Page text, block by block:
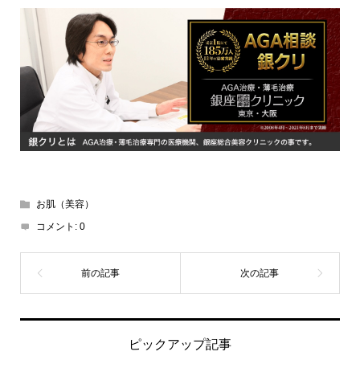
お肌（美容）
コメント: 0
ピックアップ記事